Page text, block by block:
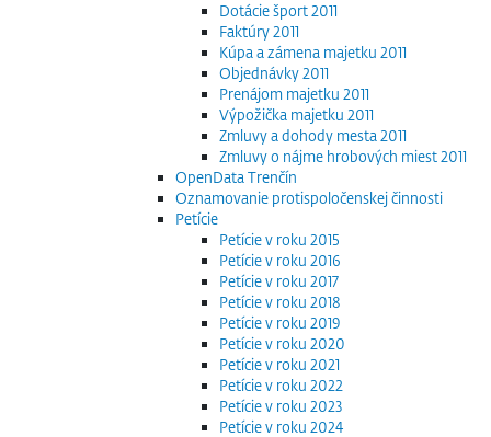
Dotácie šport 2011
Faktúry 2011
Kúpa a zámena majetku 2011
Objednávky 2011
Prenájom majetku 2011
Výpožička majetku 2011
Zmluvy a dohody mesta 2011
Zmluvy o nájme hrobových miest 2011
OpenData Trenčín
Oznamovanie protispoločenskej činnosti
Petície
Petície v roku 2015
Petície v roku 2016
Petície v roku 2017
Petície v roku 2018
Petície v roku 2019
Petície v roku 2020
Petície v roku 2021
Petície v roku 2022
Petície v roku 2023
Petície v roku 2024